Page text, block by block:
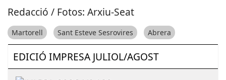
Redacció / Fotos: Arxiu-Seat
Martorell Sant Esteve Sesrovires Abrera
EDICIÓ IMPRESA JULIOL/AGOST